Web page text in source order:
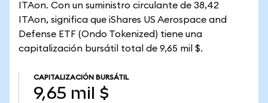
ITAon. Con un suministro circulante de 38,42
ITAon, significa que iShares US Aerospace and
Defense ETF (Ondo Tokenized) tiene una
capitalización bursátil total de 9,65 mil $.
CAPITALIZACIÓN BURSÁTIL
9,65 mil $